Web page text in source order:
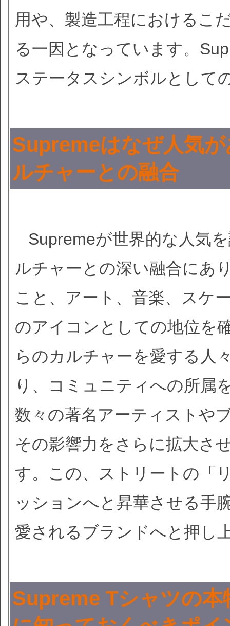
用や、製造工程におけるこ
る一因となっています。
ステータスシンボルとして
Supremeはなぜ人気
ルチャーとの融合
Supremeが世界的な人気
ルチャーとの深い融合にあ
こと、アート、音楽、スケ
のアイコンとしての地位を
らのカルチャーを愛する人
り、コミュニティへの所属
数々の著名アーティストや
その影響力をさらに拡大さ
す。この、ストリートの「
ッションへと昇華させる手
愛されるブランドへと押し
Supreme Tシャツの本